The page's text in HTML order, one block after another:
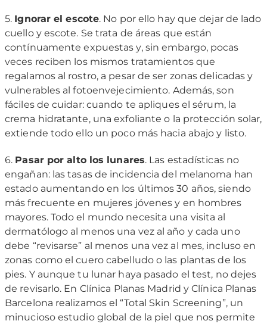
5. Ignorar el escote. No por ello hay que dejar de lado
cuello y escote. Se trata de áreas que están
contínuamente expuestas y, sin embargo, pocas
veces reciben los mismos tratamientos que
regalamos al rostro, a pesar de ser zonas delicadas y
vulnerables al fotoenvejecimiento. Además, son
fáciles de cuidar: cuando te apliques el sérum, la
crema hidratante, una exfoliante o la protección solar,
extiende todo ello un poco más hacia abajo y listo.
6. Pasar por alto los lunares. Las estadísticas no
engañan: las tasas de incidencia del melanoma han
estado aumentando en los últimos 30 años, siendo
más frecuente en mujeres jóvenes y en hombres
mayores. Todo el mundo necesita una visita al
dermatólogo al menos una vez al año y cada uno
debe “revisarse” al menos una vez al mes, incluso en
zonas como el cuero cabelludo o las plantas de los
pies. Y aunque tu lunar haya pasado el test, no dejes
de revisarlo. En Clínica Planas Madrid y Clínica Planas
Barcelona realizamos el “Total Skin Screening”, un
minucioso estudio global de la piel que nos permite